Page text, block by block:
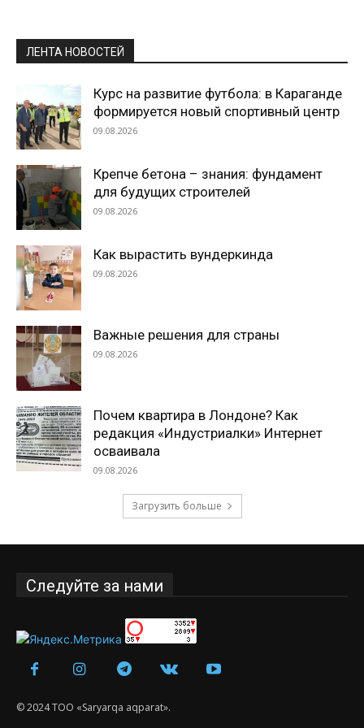
ЛЕНТА НОВОСТЕЙ
Курс на развитие футбола: в Караганде
формируется новый спортивный центр
09.08.2026
Крепче бетона – знания: фундамент
для будущих строителей
09.08.2026
Как вырастить вундеркинда
09.08.2026
Важные решения для страны
09.08.2026
Почем квартира в Лондоне? Как
редакция «Индустриалки» Интернет
осваивала
09.08.2026
Загрузить больше
Следуйте за нами
© 2024 ТОО «Saryarqa aqparat».